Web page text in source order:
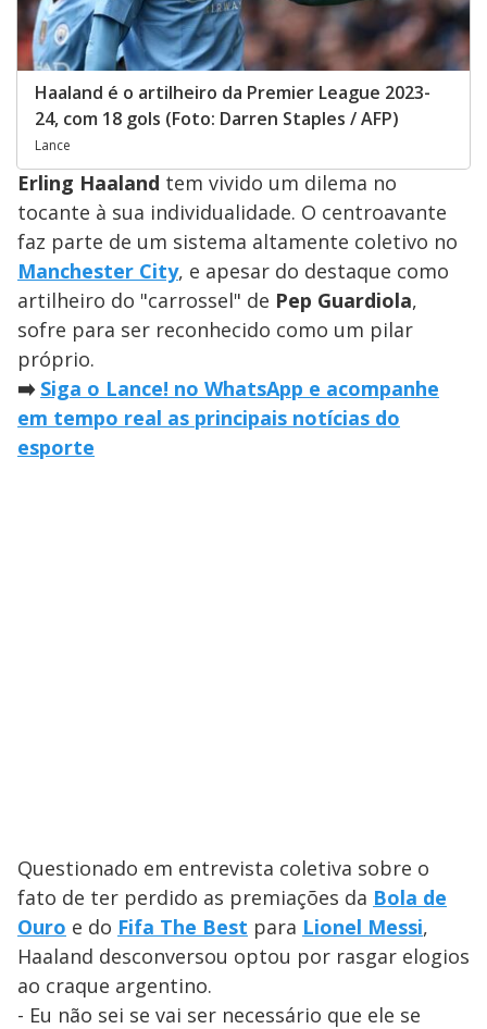
Haaland é o artilheiro da Premier League 2023-
24, com 18 gols (Foto: Darren Staples / AFP)
Lance
Erling Haaland tem vivido um dilema no
tocante à sua individualidade. O centroavante
faz parte de um sistema altamente coletivo no
Manchester City, e apesar do destaque como
artilheiro do "carrossel" de Pep Guardiola,
sofre para ser reconhecido como um pilar
próprio.
➡️ Siga o Lance! no WhatsApp e acompanhe
em tempo real as principais notícias do
esporte
Questionado em entrevista coletiva sobre o
fato de ter perdido as premiações da Bola de
Ouro e do Fifa The Best para Lionel Messi,
Haaland desconversou optou por rasgar elogios
ao craque argentino.
- Eu não sei se vai ser necessário que ele se